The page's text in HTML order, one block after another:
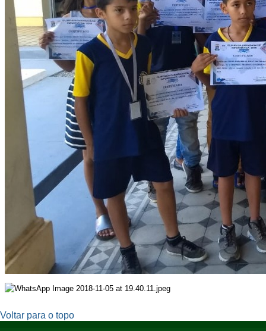
Voltar para o topo